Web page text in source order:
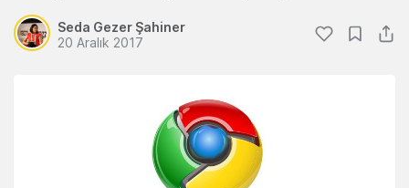
Seda Gezer Şahiner
20 Aralık 2017